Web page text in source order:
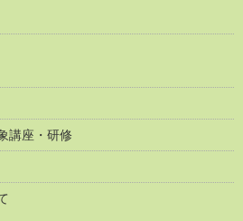
講座・研修